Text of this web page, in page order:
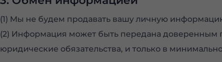
(1) Мы не будем продавать вашу личную
(2) Информация может быть передана доверенным
юридические обязательства, и только в